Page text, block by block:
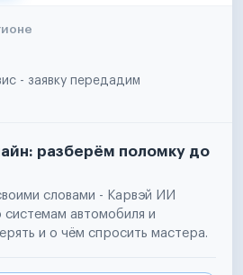
- заявку передадим
разберём поломку до
словами - Карвэй ИИ
автомобиля и
и о чём спросить мастера.